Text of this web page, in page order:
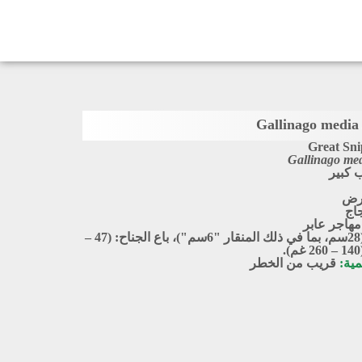
Great
Gallinago
كبير
مهاجر عابر
الطول: (28سم، بما في ذلك المنقار "6سم")، باع الجناح: (47 –
قريب من الخطر